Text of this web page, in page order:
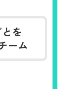
を
ーム